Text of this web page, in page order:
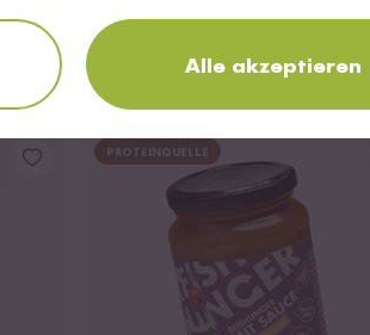
Blitz Couscous Probier Set
ab 6,99 € 11,65 € / kg
PROTEINQUELLE
Alle akzeptieren